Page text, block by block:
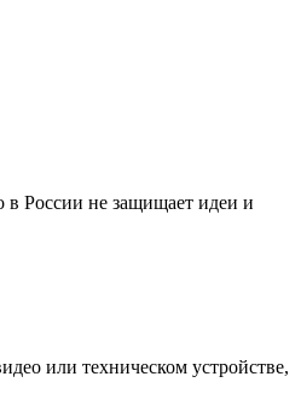
в России не защищает идеи и
или техническом устройстве,